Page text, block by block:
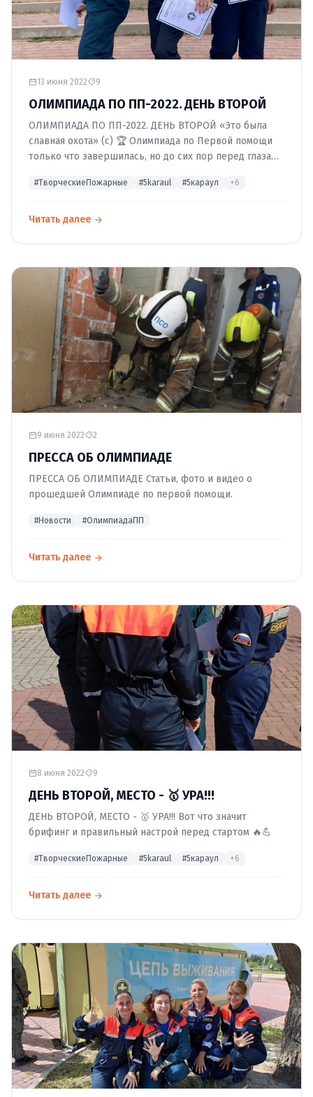
13 июня 2022 9
ОЛИМПИАДА ПО ПП-2022. ДЕНЬ ВТОРОЙ
ОЛИМПИАДА ПО ПП-2022. ДЕНЬ ВТОРОЙ «Это была
славная охота» (с) 🏆 Олимпиада по Первой помощи
только что завершилась, но до сих пор перед глазами
#ТворческиеПожарные #5karaul #5караул +6
Читать далее
9 июня 2022 2
ПРЕССА ОБ ОЛИМПИАДЕ
ПРЕССА ОБ ОЛИМПИАДЕ Статьи, фото и видео о
прошедшей Олимпиаде по первой помощи.
#Новости #ОлимпиадаПП
Читать далее
8 июня 2022 9
ДЕНЬ ВТОРОЙ, МЕСТО - 🥇 УРА!!!
ДЕНЬ ВТОРОЙ, МЕСТО - 🥇 УРА!!! Вот что значит
брифинг и правильный настрой перед стартом 🔥💪
#ТворческиеПожарные #5karaul #5караул +6
Читать далее